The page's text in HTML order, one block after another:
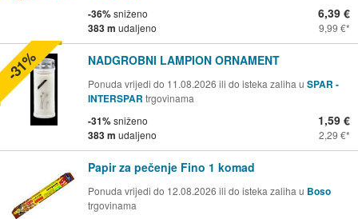
-36%sniženo
383 m udaljeno
6,39 €
9,99 €
NADGROBNI LAMPION ORNAMENT
Ponuda vrijedi do 11.08.2026 ili do isteka zaliha u SPAR -
INTERSPAR trgovinama
-31%sniženo
383 m udaljeno
1,59 €
2,29 €
-31%
Papir za pečenje Fino 1 komad
Ponuda vrijedi do 12.08.2026 ili do isteka zaliha u Boso
trgovinama